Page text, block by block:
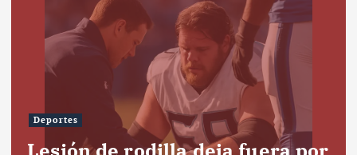
Deportes
Lesión de rodilla deja fuera por